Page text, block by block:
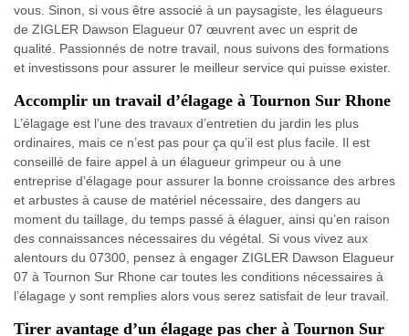
vous. Sinon, si vous être associé à un paysagiste, les élagueurs
de ZIGLER Dawson Elagueur 07 œuvrent avec un esprit de
qualité. Passionnés de notre travail, nous suivons des formations
et investissons pour assurer le meilleur service qui puisse exister.
Accomplir un travail d’élagage à Tournon Sur Rhone
L’élagage est l’une des travaux d’entretien du jardin les plus
ordinaires, mais ce n’est pas pour ça qu’il est plus facile. Il est
conseillé de faire appel à un élagueur grimpeur ou à une
entreprise d’élagage pour assurer la bonne croissance des arbres
et arbustes à cause de matériel nécessaire, des dangers au
moment du taillage, du temps passé à élaguer, ainsi qu’en raison
des connaissances nécessaires du végétal. Si vous vivez aux
alentours du 07300, pensez à engager ZIGLER Dawson Elagueur
07 à Tournon Sur Rhone car toutes les conditions nécessaires à
l’élagage y sont remplies alors vous serez satisfait de leur travail.
Tirer avantage d’un élagage pas cher à Tournon Sur